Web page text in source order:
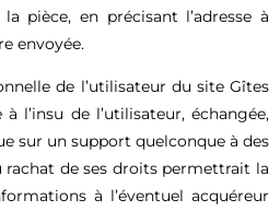
pièce, en précisant l’adresse à
envoyée.
de l’utilisateur du site Gîtes
l’insu de l’utilisateur, échangée,
sur un support quelconque à des
rachat de ses droits permettrait la
à l’éventuel acquéreur